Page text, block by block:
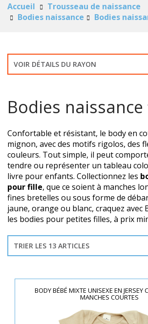
Accueil
Trousseau de naissance
Bodies naissance
Bodies
VOIR DÉTAILS DU RAYON
Bodies
Confortable et résistant, le body en
mignon, avec des motifs rigolos, des
couleurs. Tout simple, il peut
tendre ou représenter un tableau
livre pour enfants. Collectionnez les
pour fille, que ce soient à manches
fines bretelles ou sous forme de
jaune, orange ou blanc, craquez avec
les bodies pour petites filles, à prix
TRIER LES 13 ARTICLES
BODY BÉBÉ MIXTE UNISEXE EN JERSEY
MANCHES COURTES